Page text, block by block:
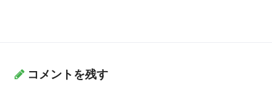
コメントを残す